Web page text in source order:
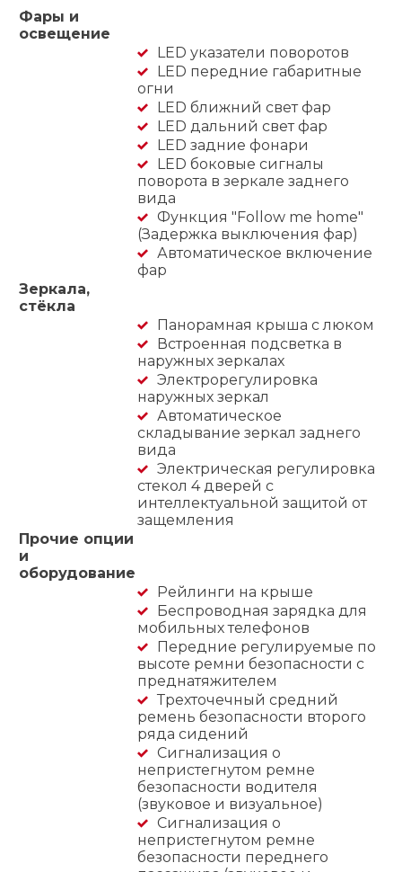
Фары и
освещение
LED указатели поворотов
LED передние габаритные
огни
LED ближний свет фар
LED дальний свет фар
LED задние фонари
LED боковые сигналы
поворота в зеркале заднего
вида
Функция "Follow me home"
(Задержка выключения фар)
Автоматическое включение
фар
Зеркала,
стёкла
Панорамная крыша с люком
Встроенная подсветка в
наружных зеркалах
Электрорегулировка
наружных зеркал
Автоматическое
складывание зеркал заднего
вида
Электрическая регулировка
стекол 4 дверей с
интеллектуальной защитой от
защемления
Прочие опции
и
оборудование
Рейлинги на крыше
Беспроводная зарядка для
мобильных телефонов
Передние регулируемые по
высоте ремни безопасности с
преднатяжителем
Трехточечный средний
ремень безопасности второго
ряда сидений
Сигнализация о
непристегнутом ремне
безопасности водителя
(звуковое и визуальное)
Сигнализация о
непристегнутом ремне
безопасности переднего